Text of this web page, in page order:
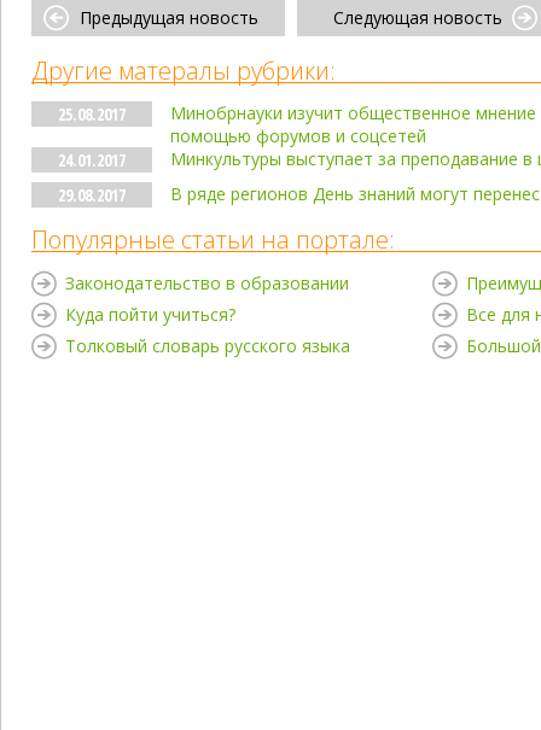
Предыдущая новость Следующая новость
Другие матералы рубрики:
25.08.2017
Минобрнауки изучит общественное
помощью форумов и соцсетей
24.01.2017
Минкультуры выступает за преподавание в
29.08.2017
В ряде регионов День знаний могут
Популярные статьи на портале:
Законодательство в образовании
Куда пойти учиться?
Толковый словарь русского языка
Все для
Большой